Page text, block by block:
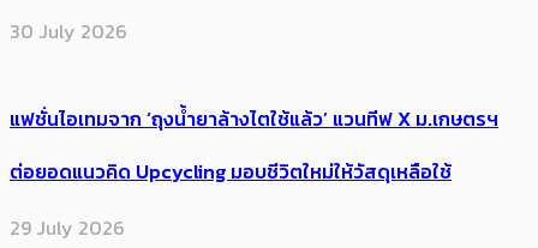
30 July 2026
แฟชั่นไอเทมจาก ‘ถุงน้ำยาล้างไตใช้แล้ว’ แวนทีฟ X ม.เกษตรฯ
ต่อยอดแนวคิด Upcycling มอบชีวิตใหม่ให้วัสดุเหลือใช้
29 July 2026